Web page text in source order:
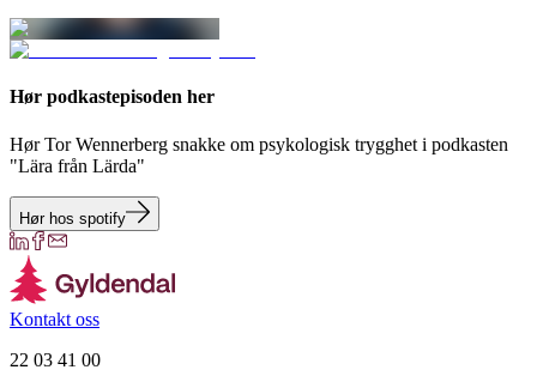
Hør podkastepisoden her
Hør Tor Wennerberg snakke om psykologisk trygghet i podkasten
"Lära från Lärda"
Hør hos spotify
Kontakt oss
22 03 41 00